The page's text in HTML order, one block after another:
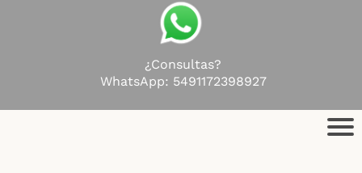
¿Consultas?
WhatsApp: 5491172398927